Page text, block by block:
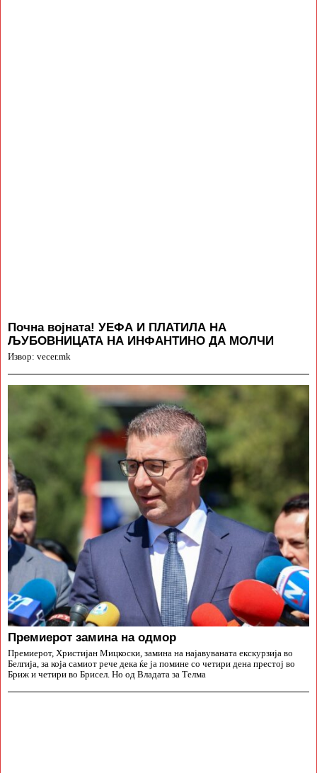
Почна војната! УЕФА И ПЛАТИЛА НА
ЉУБОВНИЦАТА НА ИНФАНТИНО ДА МОЛЧИ
Извор: vecer.mk
Премиерот замина на одмор
Премиерот, Христијан Мицкоски, замина на најавуваната екскурзија во
Белгија, за која самиот рече дека ќе ја помине со четири дена престој во
Бриж и четири во Брисел. Но од Владата за Телма